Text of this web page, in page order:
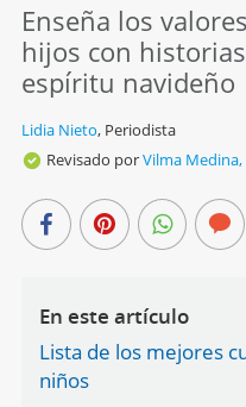
Enseña los
hijos con
espíritu navideño
Lidia Nieto, Periodista
Revisado porVilma Medina,
En este artículo
Lista de los mejores
niños